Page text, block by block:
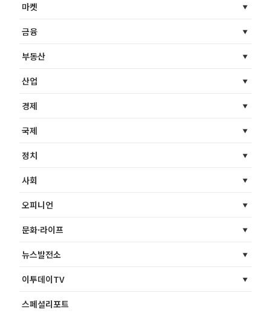
마켓
금융
부동산
산업
경제
국제
정치
사회
오피니언
문화·라이프
뉴스발전소
이투데이TV
스페셜리포트